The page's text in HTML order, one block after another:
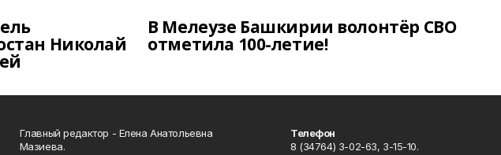
Николай
В Мелеузе Башкирии волонтёр СВО
отметила 100-летие!
Главный редактор - Елена Анатольевна
Мазиева.
Телефон
8 (34764) 3-02-63, 3-15-10.